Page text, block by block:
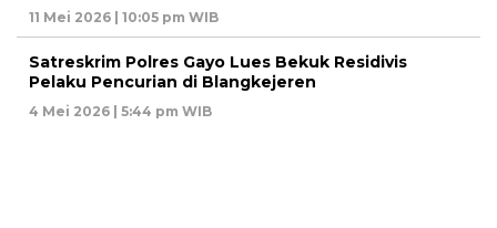
11 Mei 2026 | 10:05 pm WIB
Satreskrim Polres Gayo Lues Bekuk Residivis
Pelaku Pencurian di Blangkejeren
4 Mei 2026 | 5:44 pm WIB